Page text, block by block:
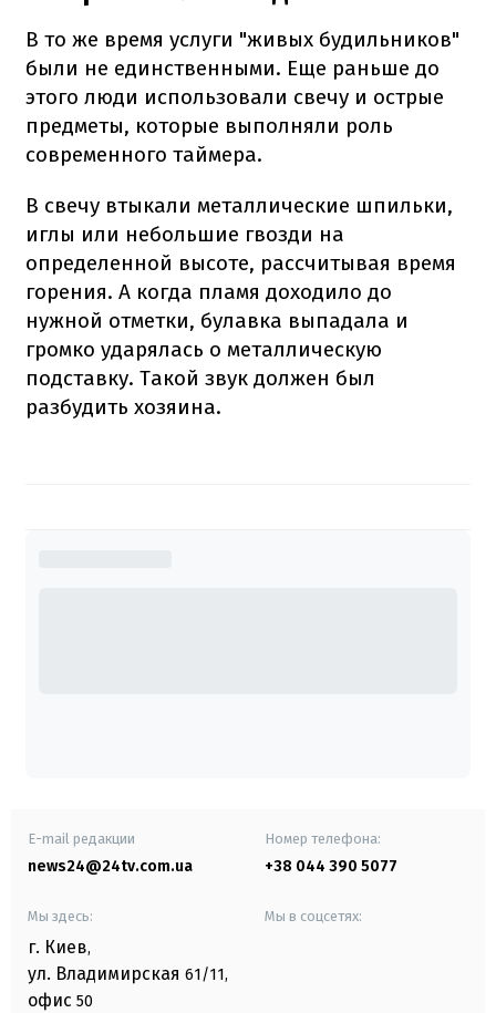
В то же время услуги "живых будильников"
были не единственными. Еще раньше до
этого люди использовали свечу и острые
предметы, которые выполняли роль
современного таймера.
В свечу втыкали металлические шпильки,
иглы или небольшие гвозди на
определенной высоте, рассчитывая время
горения. А когда пламя доходило до
нужной отметки, булавка выпадала и
громко ударялась о металлическую
подставку. Такой звук должен был
разбудить хозяина.
E-mail редакции
news24@24tv.com.ua
Номер телефона:
+38 044 390 5077
Мы здесь:
г. Киев,
ул. Владимирская 61/11,
офис 50
Мы в соцсетях: